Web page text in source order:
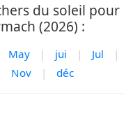
du soleil pour
(2026) :
May | jui | Jul
|
Nov | déc